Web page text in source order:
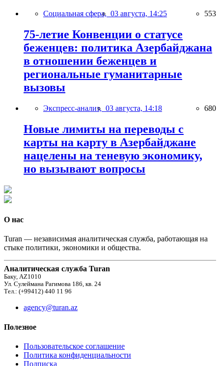
Социальная сфера, 03 августа, 14:25 553
75-летие Конвенции о статусе
беженцев: политика Азербайджана
в отношении беженцев и
региональные гуманитарные
вызовы
Экспресс-анализ, 03 августа, 14:18 680
Новые лимиты на переводы с
карты на карту в Азербайджане
нацелены на теневую экономику,
но вызывают вопросы
О нас
Turan — независимая аналитическая служба, работающая на
стыке политики, экономики и общества.
Аналитическая служба Turan
Баку, AZ1010
Ул. Сулеймана Рагимова 186, кв. 24
Тел.: (+99412) 440 11 96
agency@turan.az
Полезное
Пользовательское соглашение
Политика конфиденциальности
Подписка